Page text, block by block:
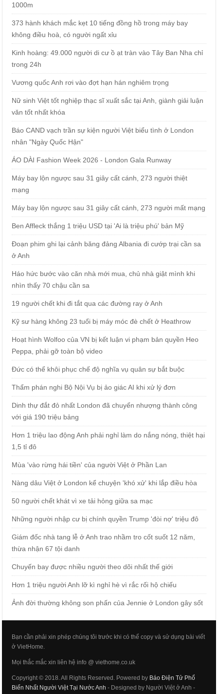
1000m
373 hành khách mắc kẹt 10 tiếng đồng hồ trong máy bay
không điều hoà, có người ngất xỉu
Kinh hoàng: 49.000 người di cư ồ ạt tràn vào Tây Ban Nha chỉ
trong 24h
Vương quốc Anh rơi vào đợt hạn hán nghiêm trọng
Nữ sinh Việt tốt nghiệp thạc sĩ xuất sắc tại Anh, giành giải luận
văn tốt nhất khóa
Báo CAND vạch trần sự kiện người Việt biểu tình ở London
nhân "Ngày Quốc Hận"
ÁO DÀI Fashion Week 2026 - London Gala Runway
Máy bay lộn ngược sau 31 giây cất cánh, 273 người thiệt
mạng
Máy bay lộn ngược sau 31 giây cất cánh, 273 người mất mạng
Ben Affleck thắng 1 triệu USD tại 'Ai là triệu phú' bản Mỹ
Đoạn phim ghi lại cảnh băng đảng Albania đi cướp trại cần sa
ở Anh
Háo hức bước vào căn nhà mới mua, chủ nhà giật mình khi
nhìn thấy 70 chậu cần sa
19 người chết khi đi tắt qua các đường ray ở Anh
Kỹ sư hàng không 23 tuổi bị máy móc đè chết ở Heathrow
Hoạt hình Wolfoo của VN bị kết luận vi phạm bản quyền Heo
Peppa, phải gỡ toàn bộ video
Đức có thể khôi phục chế độ nghĩa vụ quân sự bắt buộc
Thẩm phán nghi Bộ Nội Vụ bị ảo giác AI khi xử lý đơn
Dinh thự đắt đỏ nhất London đã chuyển nhượng thành công
với giá 190 triệu bảng
Hơn 1 triệu lao động Anh phải nghỉ làm do nắng nóng, thiệt hại
1,5 tỉ đô
Mùa 'vào rừng hái tiền' của người Việt ở Phần Lan
Nàng dâu Việt ở London kể chuyện 'khó xử' khi lắp điều hòa
50 người chết khát vì xe tải hỏng giữa sa mạc
Những người nhập cư bị chính quyền Trump 'đòi nợ' triệu đô
Giám đốc nhà tang lễ ở Anh trao nhầm tro cốt suốt 12 năm,
thừa nhận 67 tội danh
Chuyến bay được nhiều người theo dõi nhất thế giới
Hơn 1 triệu người Anh lỡ kì nghỉ hè vì rắc rối hộ chiếu
Ảnh đời thường không son phấn của Jennie ở London gây sốt
Bạn cần phải xin phép chúng tôi trước khi có thể copy và sử dụng bài viết
ở VietHome.
Mọi thắc mắc xin liên hệ info @ viethome.co.uk
Copyright © 2018. All Rights Reserved. Powered by Báo Điện Tử Phổ
Biến Nhất Người Việt Tại Nước Anh - Designed by Người Việt ở Anh -